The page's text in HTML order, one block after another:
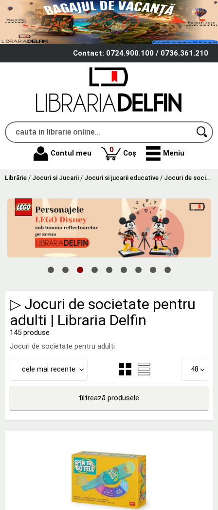
Contact: 0724.900.100 / 0736.361.210
Contul meu 0produse
Coș Meniu
Librărie / Jocuri si Jucarii / Jocuri si jucarii educative / Jocuri de societate
▷ Jocuri de societate pentru
adulti | Libraria Delfin
145 produse
Jocuri de societate pentru adulti
cele mai recente 48
filtrează produsele